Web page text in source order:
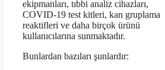
ekipmanları, tıbbi analiz cihazları,
COVID-19 test kitleri, kan gruplama
reaktifleri ve daha birçok ürünü
kullanıcılarına sunmaktadır.
Bunlardan bazıları şunlardır: